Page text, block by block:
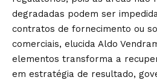
degradadas podem ser
contratos de fornecimento ou
comerciais, elucida Aldo
elementos transforma a
em estratégia de resultado,